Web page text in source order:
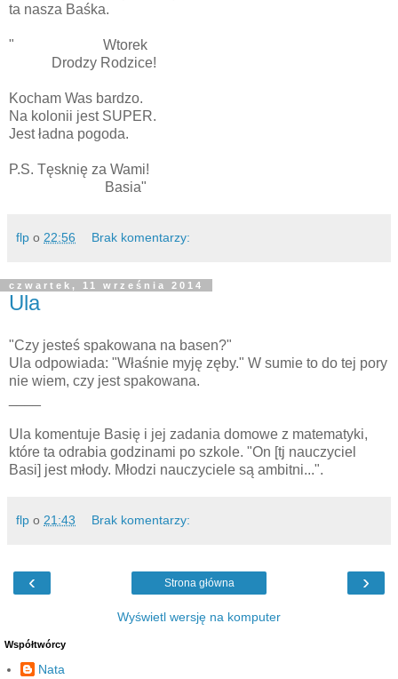
ta nasza Baśka.
" Wtorek
Drodzy Rodzice!
Kocham Was bardzo.
Na kolonii jest SUPER.
Jest ładna pogoda.
P.S. Tęsknię za Wami!
Basia"
flp o 22:56 Brak komentarzy:
czwartek, 11 września 2014
Ula
"Czy jesteś spakowana na basen?"
Ula odpowiada: "Właśnie myję zęby." W sumie to do tej pory
nie wiem, czy jest spakowana.
Ula komentuje Basię i jej zadania domowe z matematyki,
które ta odrabia godzinami po szkole. "On [tj nauczyciel
Basi] jest młody. Młodzi nauczyciele są ambitni...".
flp o 21:43 Brak komentarzy:
‹ ›
Strona główna
Wyświetl wersję na komputer
Współtwórcy
Nata